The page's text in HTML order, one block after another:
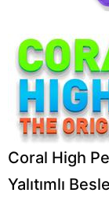
Coral High
Yalıtımlı